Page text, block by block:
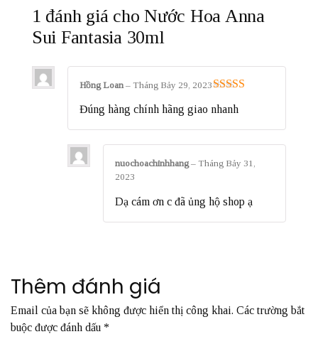
1 đánh giá choNước Hoa Anna
Sui Fantasia 30ml
hạng
Hồng Loan– Tháng Bảy 29, 2023
Đúng hàng chính hãng giao nhanh
nuochoachinhhang– Tháng Bảy 31,
2023
Dạ cám ơn c đã ủng hộ shop ạ
Thêm đánh giá
Email của bạn sẽ không được hiển thị công khai. Các trường bắt
buộc được đánh dấu *